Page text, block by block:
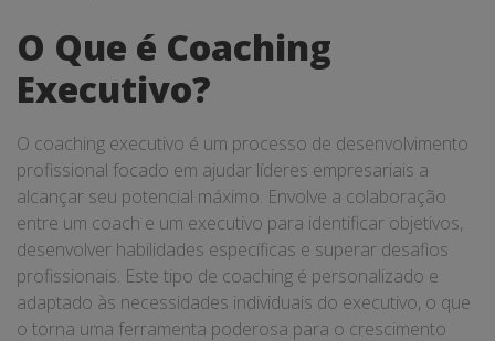
O Que é Coaching
Executivo?
O coaching executivo é um processo de desenvolvimento
profissional focado em ajudar líderes empresariais a
alcançar seu potencial máximo. Envolve a colaboração
entre um coach e um executivo para identificar objetivos,
desenvolver habilidades específicas e superar desafios
profissionais. Este tipo de coaching é personalizado e
adaptado às necessidades individuais do executivo, o que
o torna uma ferramenta poderosa para o crescimento